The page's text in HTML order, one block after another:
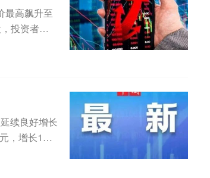
最高飙升至
投资者中
续良好增长
，增长1